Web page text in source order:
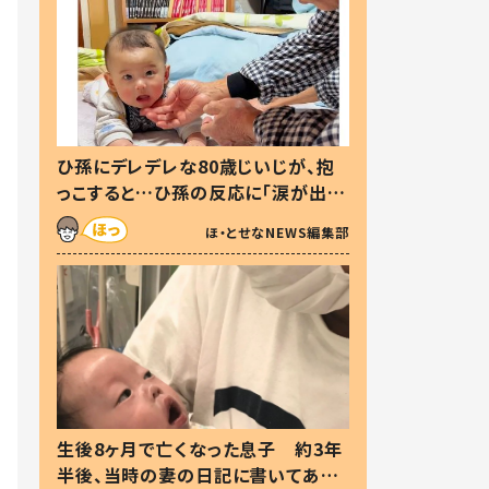
ひ孫にデレデレな80歳じいじが、抱
っこすると…ひ孫の反応に「涙が出ま
した」「可愛くて仕方ない」
ほ・とせなNEWS編集部
生後8ヶ月で亡くなった息子 約3年
半後、当時の妻の日記に書いてあっ